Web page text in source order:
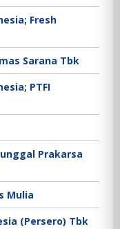
Fresh
Sarana Tbk
PTFI
Prakarsa
Mulia
(Persero) Tbk